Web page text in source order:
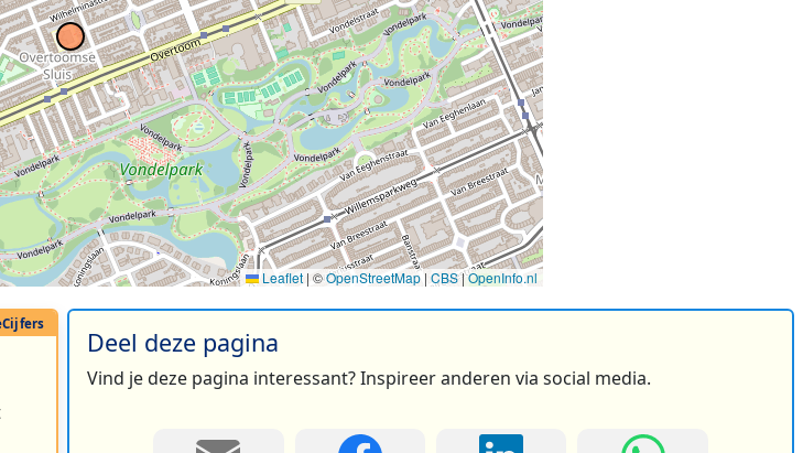
2
2
Leaflet | ©OpenStreetMap| CBS|OpenInfo.nl
Deel deze pagina
Vind je deze pagina interessant? Inspireer anderen via social media.